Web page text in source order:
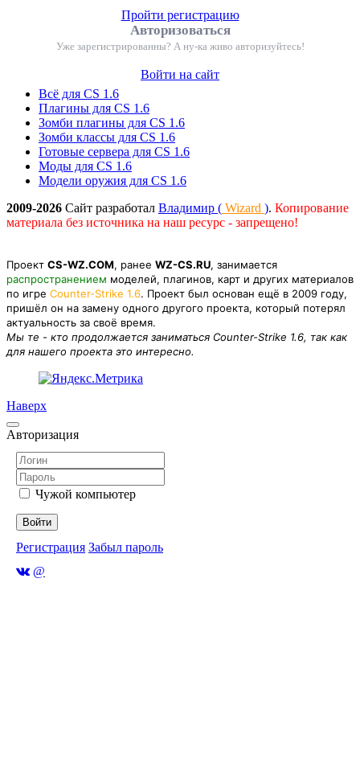
Пройти регистрацию
Авторизоваться
Уже зарегистрированны? А ну-ка живо авторизуйтесь!
Войти на сайт
Всё для CS 1.6
Плагины для CS 1.6
Зомби плагины для CS 1.6
Зомби классы для CS 1.6
Готовые сервера для CS 1.6
Моды для CS 1.6
Модели оружия для CS 1.6
2009-2026 Сайт разработал Владимир ( Wizard ). Копирование
материала без источника на наш ресурс - запрещено!
Проект CS-WZ.COM, ранее WZ-CS.RU, занимается
распространением моделей, плагинов, карт и других материалов
по игре Counter-Strike 1.6. Проект был основан ещё в 2009 году,
пришёл он на замену одного другого проекта, который потерял
актуальность за своё время.
Мы те - кто продолжается заниматься Counter-Strike 1.6, так как
для нашего проекта это интересно.
Наверх
Авторизация
Чужой компьютер
Войти
Регистрация Забыл пароль
@